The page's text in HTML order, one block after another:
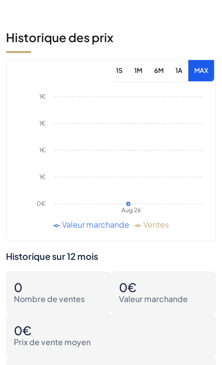
Historique des prix
1S 1M 6M 1A MAX
Aug 26
0€
1€
1€
1€
1€
Valeur marchande Ventes
Historique sur 12 mois
0
Nombre de ventes
0€
Valeur marchande
0€
Prix de vente moyen